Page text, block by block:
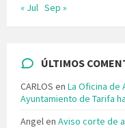
« Jul Sep »
ÚLTIMOS
CARLOS en La Oficina de
Ayuntamiento de Tarifa
Angelen Aviso corte de